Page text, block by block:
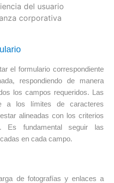
del usuario
corporativa
el formulario correspondiente
respondiendo de manera
los campos requeridos. Las
a los límites de caracteres
alineadas con los criterios
Es fundamental seguir las
en cada campo.
de fotografías y enlaces a